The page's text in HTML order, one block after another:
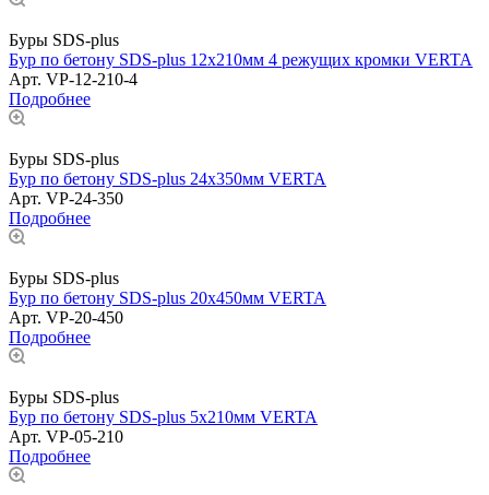
Буры SDS-plus
Бур по бетону SDS-plus 12х210мм 4 режущих кромки VERTA
Арт. VP-12-210-4
Подробнее
Буры SDS-plus
Бур по бетону SDS-plus 24х350мм VERTA
Арт. VP-24-350
Подробнее
Буры SDS-plus
Бур по бетону SDS-plus 20х450мм VERTA
Арт. VP-20-450
Подробнее
Буры SDS-plus
Бур по бетону SDS-plus 5х210мм VERTA
Арт. VP-05-210
Подробнее